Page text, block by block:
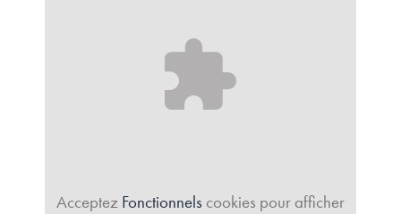
Acceptez Fonctionnels cookies pour afficher